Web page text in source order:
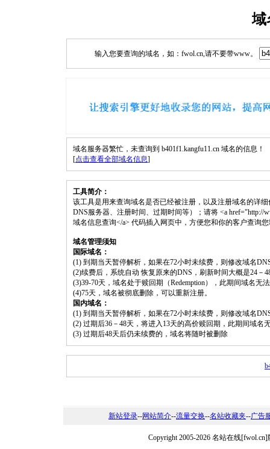
域
输入您要查询的域名，如：fwol.cn,请不要带www。
域名服务器繁忙，未查询到 b401f1.kangfu11.cn 域名的信息！
[点击查看全部域名信息]
工具简介：
该工具是用来查询域名是否已经被注册，以及注册域名的详
DNS服务器、注册时间、过期时间等）；请将 <a href="http://
域名信息查询</a> 代码插入网页中，方便您和你的客户查询
域名管理须知
国际域名：
(1) 到期当天暂停解析，如果在72小时未续费，则修改域名
(2)续费后，系统自动 恢复原来的DNS，刷新时间大概是24－
(3)39-70天，域名处于赎回期（Redemption），此期间域名无
(4)75天，域名被彻底删除，可以重新注册。
国内域名：
(1) 到期当天暂停解析，如果在72小时未续费，则修改域名
(2) 过期后36－48天，将进入13天的高价赎回期，此期间域名
(3) 过期后48天后仍未续费的，域名将随时被删除
新站登录--网站简介--流量交换--名站收藏夹--广告
Copyright 2005-2026 名站在线